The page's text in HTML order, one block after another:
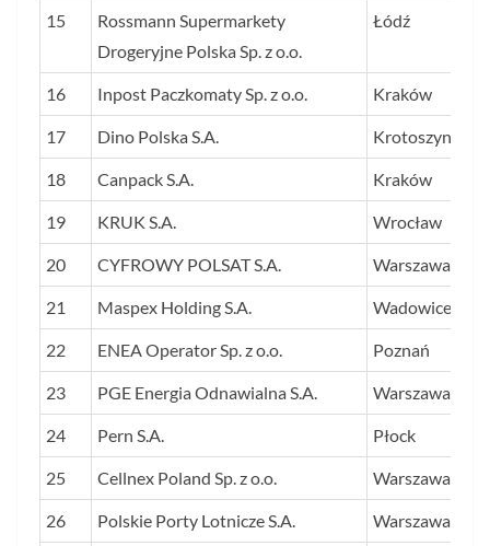
15
Rossmann Supermarkety
Drogeryjne Polska Sp. z o.o.
Łódź
16 Inpost Paczkomaty Sp. z o.o. Kraków
17 Dino Polska S.A. Krotoszyn
18 Canpack S.A. Kraków
19 KRUK S.A. Wrocław
20 CYFROWY POLSAT S.A. Warszawa
21 Maspex Holding S.A. Wadowice
22 ENEA Operator Sp. z o.o. Poznań
23 PGE Energia Odnawialna S.A. Warszawa
24 Pern S.A. Płock
25 Cellnex Poland Sp. z o.o. Warszawa
26 Polskie Porty Lotnicze S.A. Warszawa